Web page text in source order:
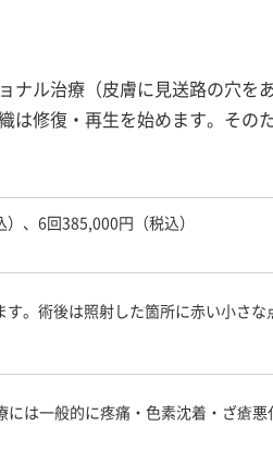
ナル治療（皮膚に見送路の穴を
は修復・再生を始めます。そ
、6回385,000円（税込）
。術後は照射した箇所に赤い小さ
は一般的に疼痛・色素沈着・ざ瘡